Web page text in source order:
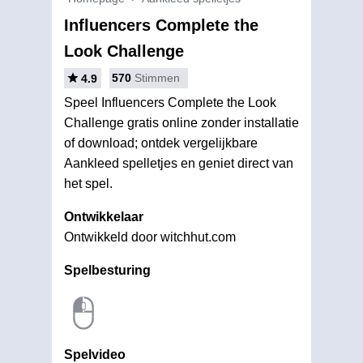
Influencers Complete the
Look Challenge
4.9 570 Stimmen
Speel Influencers Complete the Look
Challenge gratis online zonder installatie
of download; ontdek vergelijkbare
Aankleed spelletjes en geniet direct van
het spel.
Ontwikkelaar
Ontwikkeld door witchhut.com
Spelbesturing
Spelvideo